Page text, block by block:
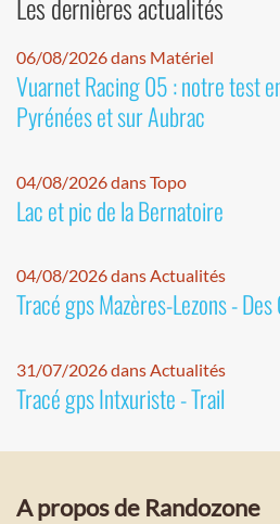
06/08/2026 dans Matériel
Vuarnet Racing 05 : notre test
Pyrénées et sur Aubrac
04/08/2026 dans Topo
Lac et pic de la Bernatoire
04/08/2026 dans Actualités
Tracé gps Mazères-Lezons -
31/07/2026 dans Actualités
Tracé gps Intxuriste - Trail
A propos de Randozone